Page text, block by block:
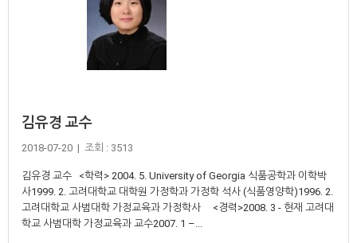
김유경 교수
2018-07-20 | 조회 : 3513
김유경 교수 <학력> 2004. 5. University of Georgia 식품공학과 이학박
사1999. 2. 고려대학교 대학원 가정학과 가정학 석사 (식품영양학)1996. 2.
고려대학교 사범대학 가정교육과 가정학사 <경력>2008. 3 - 현재 고려대
학교 사범대학 가정교육과 교수2007. 1 –...